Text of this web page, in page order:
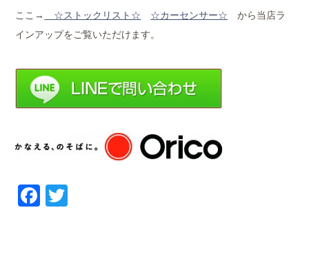
ここ→ ☆ストックリ スト☆ ☆カーセンサー☆ から当店ラ
インアップをご覧いただけます。
Facebook